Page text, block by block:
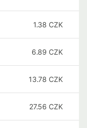
1.38 CZK
6.89 CZK
13.78 CZK
27.56 CZK